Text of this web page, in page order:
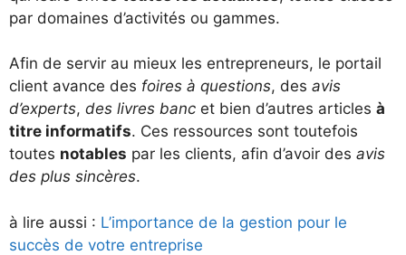
par domaines d’activités ou gammes.
Afin de servir au mieux les entrepreneurs, le portail
client avance des foires à questions, des avis
d’experts, des livres banc et bien d’autres articles à
titre informatifs. Ces ressources sont toutefois
toutes notables par les clients, afin d’avoir des avis
des plus sincères.
à lire aussi : L’importance de la gestion pour le
succès de votre entreprise